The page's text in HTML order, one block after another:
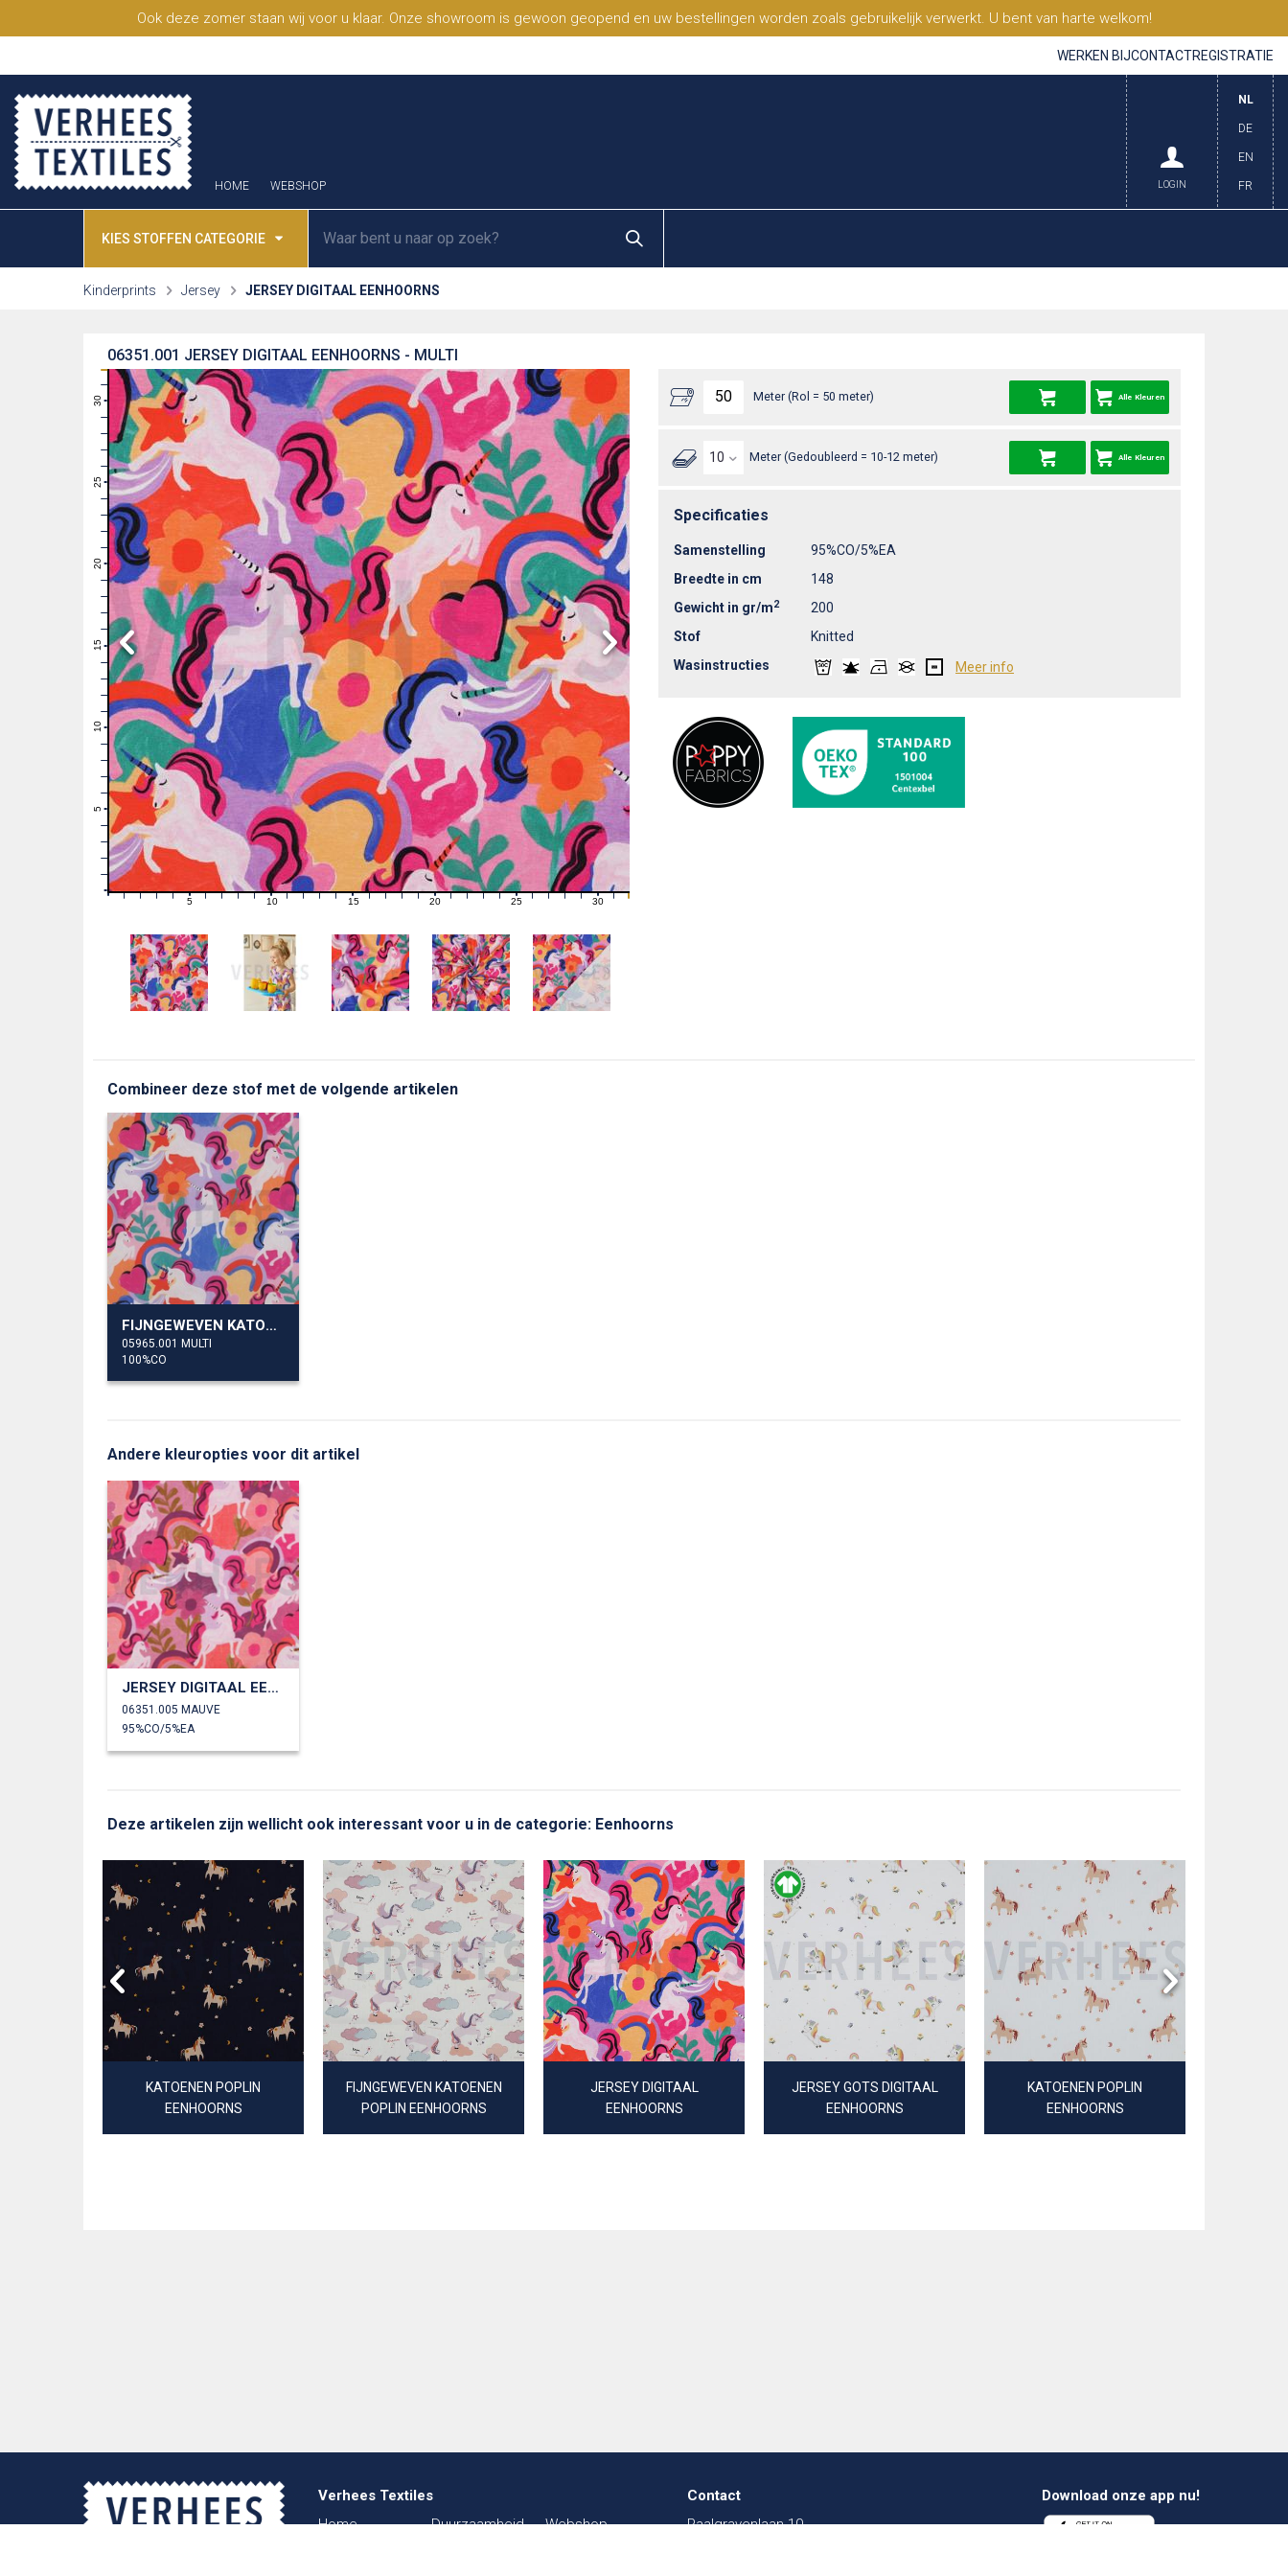
Ook deze zomer staan wij voor u klaar. Onze showroom is gewoon geopend en uw bestellingen worden zoals gebruikelijk verwerkt. U bent van harte welkom!
WERKEN BIJCONTACTREGISTRATIE
HOME WEBSHOP
NL
DE
EN
FR
LOGIN
KIES STOFFEN CATEGORIE
Kinderprints Jersey JERSEY DIGITAAL EENHOORNS
JERSEY DIGITAAL EENHOORNS - MULTI
06351.001
0
1
2
3
5
7
10
11
12
13
14
15
16
17
18
19
20
21
22
23
24
25
26
27
28
29
30
0 1 2 3 4 5 6 7 8 9 10 11 12 13 14 16 17 18 19 20 21 22 23 24 25 26 27 28 29 30 31
Meter (Rol = 50 meter) Alle Kleuren
Meter (Gedoubleerd = 10-12 meter) Alle Kleuren
Specificaties
Samenstelling
95%CO/5%EA
Breedte in cm
148
Gewicht in gr/m2
200
Stof
Knitted
Wasinstructies
Meer info
Combineer deze stof met de volgende artikelen
FIJNGEWEVEN KATOENEN POPLIN DIGITAAL EENHOORNS
05965.001 MULTI
100%CO
Andere kleuropties voor dit artikel
JERSEY DIGITAAL EENHOORNS
06351.005 MAUVE
95%CO/5%EA
Deze artikelen zijn wellicht ook interessant voor u in de categorie: Eenhoorns
KATOENEN POPLIN
EENHOORNS
FIJNGEWEVEN KATOENEN
POPLIN EENHOORNS
JERSEY DIGITAAL
EENHOORNS
JERSEY GOTS DIGITAAL
EENHOORNS
KATOENEN POPLIN
EENHOORNS
Verhees Textiles
Home
Duurzaamheid
Webshop
Contact
Paalgravenlaan 10
Download onze app nu!